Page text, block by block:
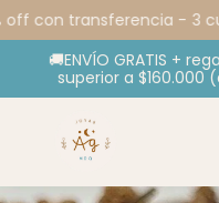
con transferencia - 3
🚚ENVÍO GRATIS +
superior a $160.000